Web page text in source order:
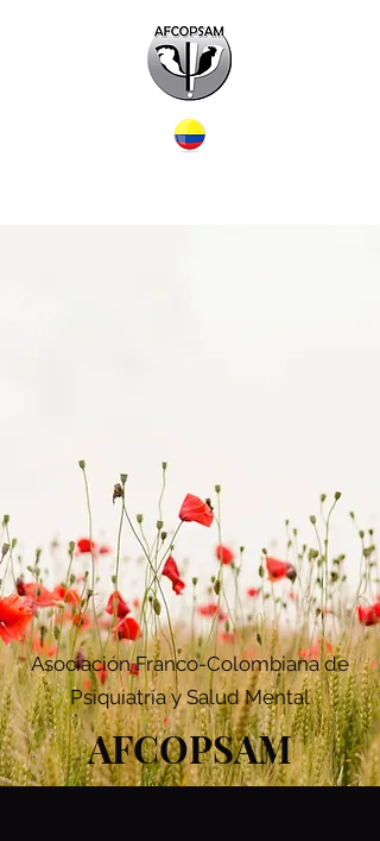
Asociación Franco-Colombiana de
Psiquiatría y Salud Mental
AFCOPSAM